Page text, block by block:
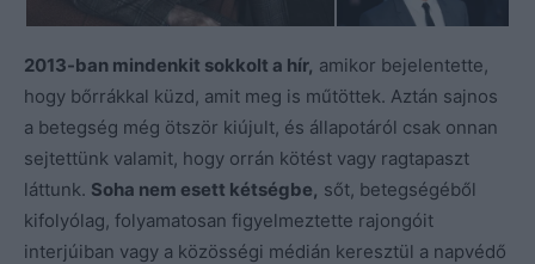
2013-ban mindenkit sokkolt a hír, amikor bejelentette,
hogy bőrrákkal küzd, amit meg is műtöttek. Aztán sajnos
a betegség még ötször kiújult, és állapotáról csak onnan
sejtettünk valamit, hogy orrán kötést vagy ragtapaszt
láttunk. Soha nem esett kétségbe, sőt, betegségéből
kifolyólag, folyamatosan figyelmeztette rajongóit
interjúiban vagy a közösségi médián keresztül a napvédő